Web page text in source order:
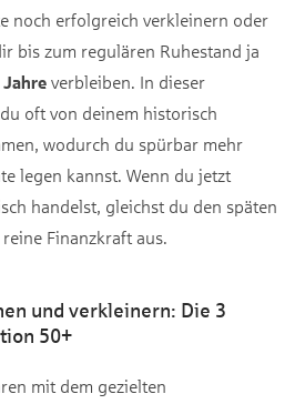
noch erfolgreich verkleinern oder
bis zum regulären Ruhestand ja
verbleiben. In dieser
oft von deinem historisch
wodurch du spürbar mehr
legen kannst. Wenn du jetzt
handelst, gleichst du den späten
Finanzkraft aus.
und verkleinern: Die 3
50+
mit dem gezielten